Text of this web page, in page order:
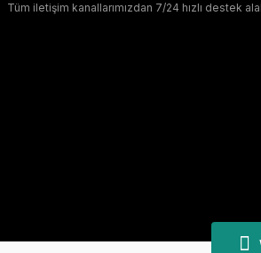
Tüm iletişim kanallarımızdan 7/24 hızlı destek